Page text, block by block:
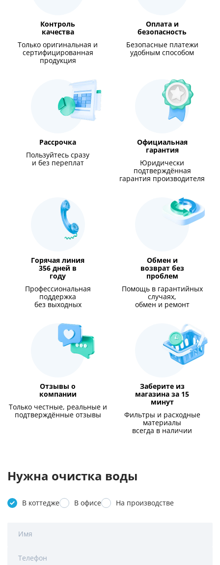
Контроль
качества
Только оригинальная и
сертифицированная
продукция
Оплата и
безопасность
Безопасные платежи
удобным способом
Рассрочка
Пользуйтесь сразу
и без переплат
Официальная
гарантия
Юридически
подтверждённая
гарантия производителя
Горячая линия
356 дней в
году
Профессиональная
поддержка
без выходных
Обмен и
возврат без
проблем
Помощь в гарантийных
случаях,
обмен и ремонт
Отзывы о
компании
Только честные, реальные и
подтверждённые отзывы
Заберите из
магазина за 15
минут
Фильтры и расходные
материалы
всегда в наличии
Нужна очистка воды
В коттедже В офисе На производстве
Имя
Телефон